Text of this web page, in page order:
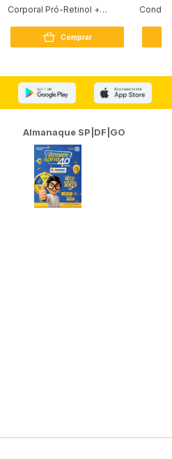
Corporal Pró-Retinol +
Comprar
Almanaque SP|DF|GO